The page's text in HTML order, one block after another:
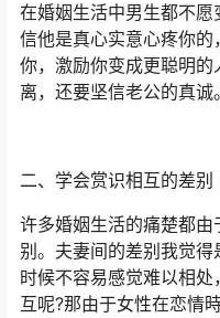
在婚姻生活中男生都不
信他是真心实意心疼你的
你，激励你变成更聪明
离，还要坚信老公的真诚。
二、学会赏识相互的差别
许多婚姻生活的痛楚都
别。夫妻间的差别我觉
时候不容易感觉难以相
互呢?那由于女性在恋情